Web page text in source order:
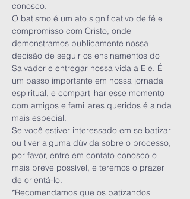
conosco.
O batismo é um ato significativo de fé e
compromisso com Cristo, onde
demonstramos publicamente nossa
decisão de seguir os ensinamentos do
Salvador e entregar nossa vida a Ele. É
um passo importante em nossa jornada
espiritual, e compartilhar esse momento
com amigos e familiares queridos é ainda
mais especial.
Se você estiver interessado em se batizar
ou tiver alguma dúvida sobre o processo,
por favor, entre em contato conosco o
mais breve possível, e teremos o prazer
de orientá-lo.
*Recomendamos que os batizandos